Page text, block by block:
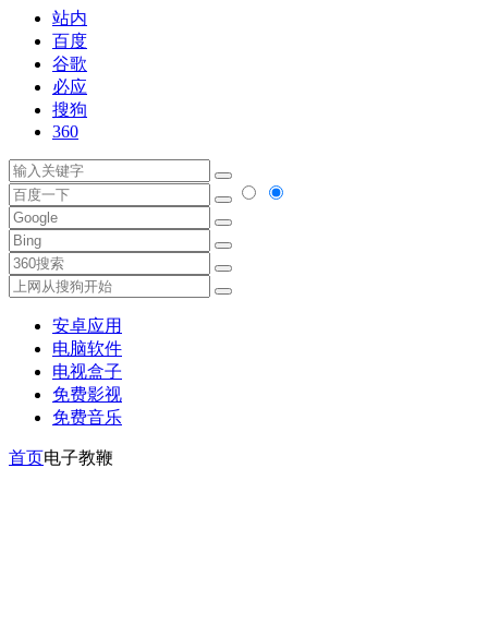
站内
百度
谷歌
必应
搜狗
360
安卓应用
电脑软件
电视盒子
免费影视
免费音乐
首页电子教鞭